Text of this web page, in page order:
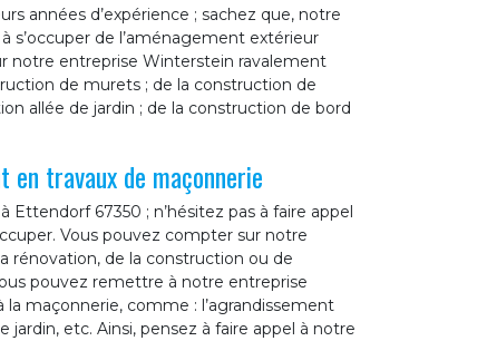
années d’expérience ; sachez que, notre
de l’aménagement extérieur
notre entreprise Winterstein ravalement
de murets ; de la construction de
allée de jardin ; de la construction de bord
en travaux de maçonnerie
67350 ; n’hésitez pas à faire appel
Vous pouvez compter sur notre
rénovation, de la construction ou de
pouvez remettre à notre entreprise
maçonnerie, comme : l’agrandissement
etc. Ainsi, pensez à faire appel à notre